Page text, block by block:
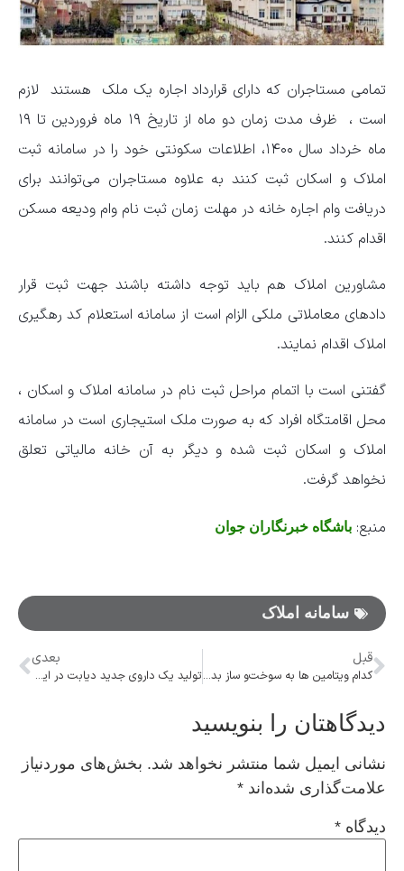
تمامی مستاجران که دارای قرارداد اجاره یک ملک هستند لازم
است ، ظرف مدت زمان دو ماه از تاریخ ۱۹ ماه فروردین تا ۱۹
ماه خرداد سال ۱۴۰۰، اطلاعات سکونتی خود را در سامانه ثبت
املاک و اسکان ثبت کنند به علاوه مستاجران می‌توانند برای
دریافت وام اجاره خانه در مهلت زمان ثبت نام وام ودیعه مسکن
اقدام کنند.
مشاورین املاک هم باید توجه داشته باشند جهت ثبت قرار
داد‌های معاملاتی ملکی الزام است از سامانه استعلام کد رهگیری
املاک اقدام نمایند.
گفتنی است با اتمام مراحل ثبت نام در سامانه املاک و اسکان ،
محل اقامتگاه افراد که به صورت ملک استیجاری است در سامانه
املاک و اسکان ثبت شده و دیگر به آن خانه مالیاتی تعلق
نخواهد گرفت.
منبع: باشگاه خبرنگاران جوان
سامانه املاک
قبل
کدام ویتامین‌ ها به سوخت‌و ساز بدن کمک می‌کنند؟
بعدی
تولید یک داروی جدید دیابت در ایران/ چاقی و استعمال سیگار از مهم‌ترین دلایل شیوع دیابت
دیدگاهتان را بنویسید
نشانی ایمیل شما منتشر نخواهد شد. بخش‌های موردنیاز
علامت‌گذاری شده‌اند *
دیدگاه *